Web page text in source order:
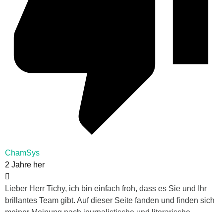
ChamSys
2 Jahre her
Lieber Herr Tichy, ich bin einfach froh, dass es Sie und Ihr
brillantes Team gibt. Auf dieser Seite fanden und finden sich